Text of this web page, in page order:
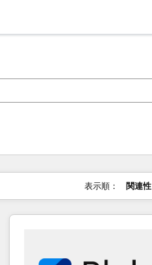
表示順： 関連性